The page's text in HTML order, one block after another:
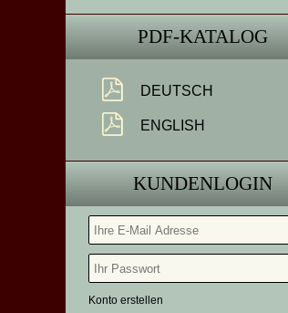
PDF-KATALOG
DEUTSCH
ENGLISH
KUNDENLOGIN
Konto erstellen